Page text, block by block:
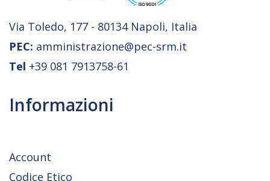
Via Toledo, 177 - 80134 Napoli, Italia
PEC: amministrazione@pec-srm.it
Tel +39 081 7913758-61
Informazioni
Account
Codice Etico